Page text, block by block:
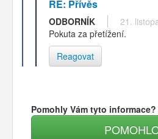
RE: Přívěs
ODBORNÍK
21.
Pokuta za přetížení.
Reagovat
Pomohly Vám tyto